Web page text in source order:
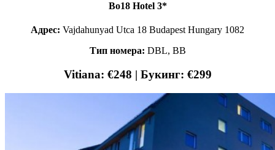
Bo18 Hotel 3*
Адрес: Vajdahunyad Utca 18 Budapest Hungary 1082
Тип номера: DBL, ВВ
Vitiana: €248 | Букинг: €299